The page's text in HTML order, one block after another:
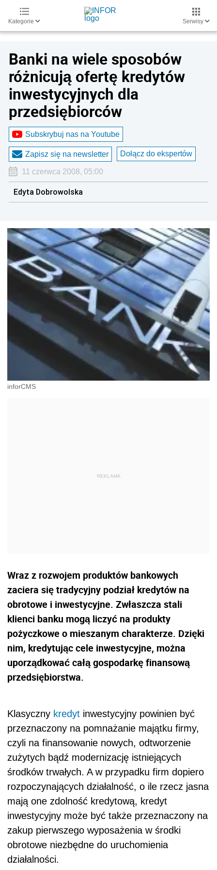
Kategorie Serwisy
Banki na wiele sposobów
różnicują ofertę kredytów
inwestycyjnych dla
przedsiębiorców
Subskrybuj nas na Youtube
Zapisz się na newsletter Dołącz do ekspertów
11 czerwca 2008, 05:00
Edyta Dobrowolska
inforCMS
Wraz z rozwojem produktów bankowych
zaciera się tradycyjny podział kredytów na
obrotowe i inwestycyjne. Zwłaszcza stali
klienci banku mogą liczyć na produkty
pożyczkowe o mieszanym charakterze. Dzięki
nim, kredytując cele inwestycyjne, można
uporządkować całą gospodarkę finansową
przedsiębiorstwa.
Klasyczny kredyt inwestycyjny powinien być
przeznaczony na pomnażanie majątku firmy,
czyli na finansowanie nowych, odtworzenie
zużytych bądź modernizację istniejących
środków trwałych. A w przypadku firm dopiero
rozpoczynających działalność, o ile rzecz jasna
mają one zdolność kredytową, kredyt
inwestycyjny może być także przeznaczony na
zakup pierwszego wyposażenia w środki
obrotowe niezbędne do uruchomienia
działalności.